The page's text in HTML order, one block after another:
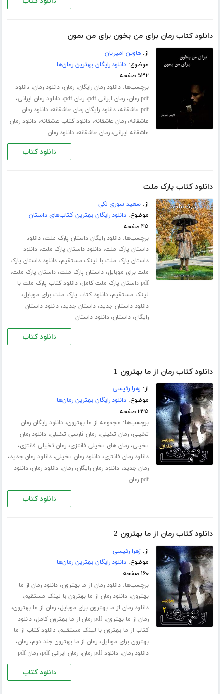
دانلود کتاب رمان برای من بخون برای من بمون
از:هاوین امیریان
موضوع:دانلود رایگان بهترین رمان‌ها
۵۳۲ صفحه
برچسب‌ها:دانلود رمان رایگان،رمان،دانلود رمان،دانلود
pdf رمان
،رمان ایرانی pdf ،رمان pdf ،دانلود رمان ایرانی،
pdf عاشقانه ،دانلود رایگان رمان عاشقانه،دانلود رمان
عاشقانه،رمان عاشقانه،دانلود کتاب عاشقانه،دانلود رمان
عاشقانه ایرانی،رمان عاشقانه،دانلود رمان
دانلود کتاب
دانلود کتاب پارک ملت
از:سعید سوری لکی
موضوع:دانلود رایگان بهترین کتاب‌های داستان
۴۵ صفحه
برچسب‌ها:دانلود رایگان داستان پارک ملت،دانلود
داستان پارک ملت،دانلود داستان پارک ملت،دانلود
داستان پارک ملت با لینک مستقیم،دانلود داستان پارک
ملت برای موبایل،داستان پارک ملت،داستان پارک ملت،
pdf داستان پارک ملت کامل ،دانلود کتاب پارک ملت با
لینک مستقیم،دانلود کتاب پارک ملت برای موبایل،
دانلود داستان جدید،داستان جدید،دانلود داستان
رایگان،داستان،دانلود داستان
دانلود کتاب
دانلود کتاب رمان از ما بهترون 1
از:زهرا رئیسی
موضوع:دانلود رایگان بهترین رمان‌ها
۲۳۵ صفحه
برچسب‌ها: مجموعه از ما بهترون،دانلود رایگان رمان
تخیلی،رمان تخیلی،رمان فارسی تخیلی،دانلود رمان
تخیلی،رمان های تخیلی فانتزی،رمان تخیلی فانتزی،
دانلود رمان فانتزی،دانلود رمان تخیلی،دانلود رمان جدید،
رمان جدید،دانلود رمان رایگان،رمان،دانلود رمان،دانلود
pdf رمان
دانلود کتاب
دانلود کتاب رمان از ما بهترون 2
از:زهرا رئیسی
موضوع:دانلود رایگان بهترین رمان‌ها
۱۶۰ صفحه
برچسب‌ها:دانلود رمان از ما بهترون،دانلود رمان از ما
بهترون،دانلود رمان از ما بهترون با لینک مستقیم،
دانلود رمان از ما بهترون برای موبایل،رمان از ما بهترون،
رمان از ما بهترون،pdf رمان از ما بهترون کامل ،دانلود
کتاب از ما بهترون با لینک مستقیم،دانلود کتاب از ما
بهترون برای موبایل،رمان از ما بهترون جلد دوم،رمان،
دانلود رمان،دانلود pdf رمان ،رمان ایرانی pdf ،رمان pdf
دانلود کتاب